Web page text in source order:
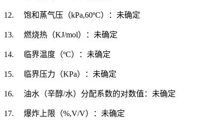
12. 饱和蒸气压（kPa,60ºC）：未确定
13. 燃烧热（KJ/mol）：未确定
14. 临界温度（ºC）：未确定
15. 临界压力（KPa）：未确定
16. 油水（辛醇/水）分配系数的对数值：未确定
17. 爆炸上限（%,V/V）：未确定